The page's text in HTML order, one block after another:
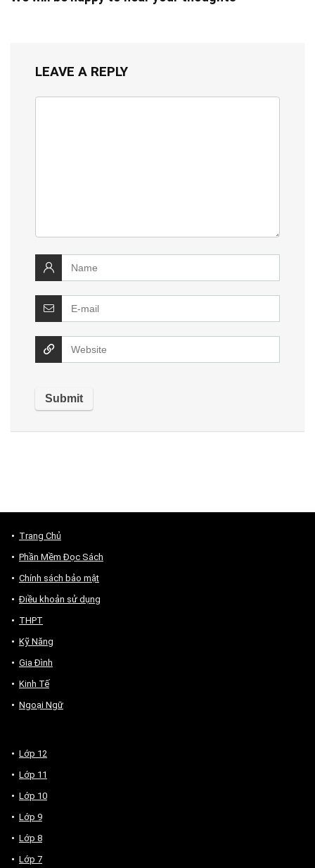
LEAVE A REPLY
Trang Chủ
Phần Mềm Đọc Sách
Chính sách bảo mật
Điều khoản sử dụng
THPT
Kỹ Năng
Gia Đình
Kinh Tế
Ngoại Ngữ
Lớp 12
Lớp 11
Lớp 10
Lớp 9
Lớp 8
Lớp 7